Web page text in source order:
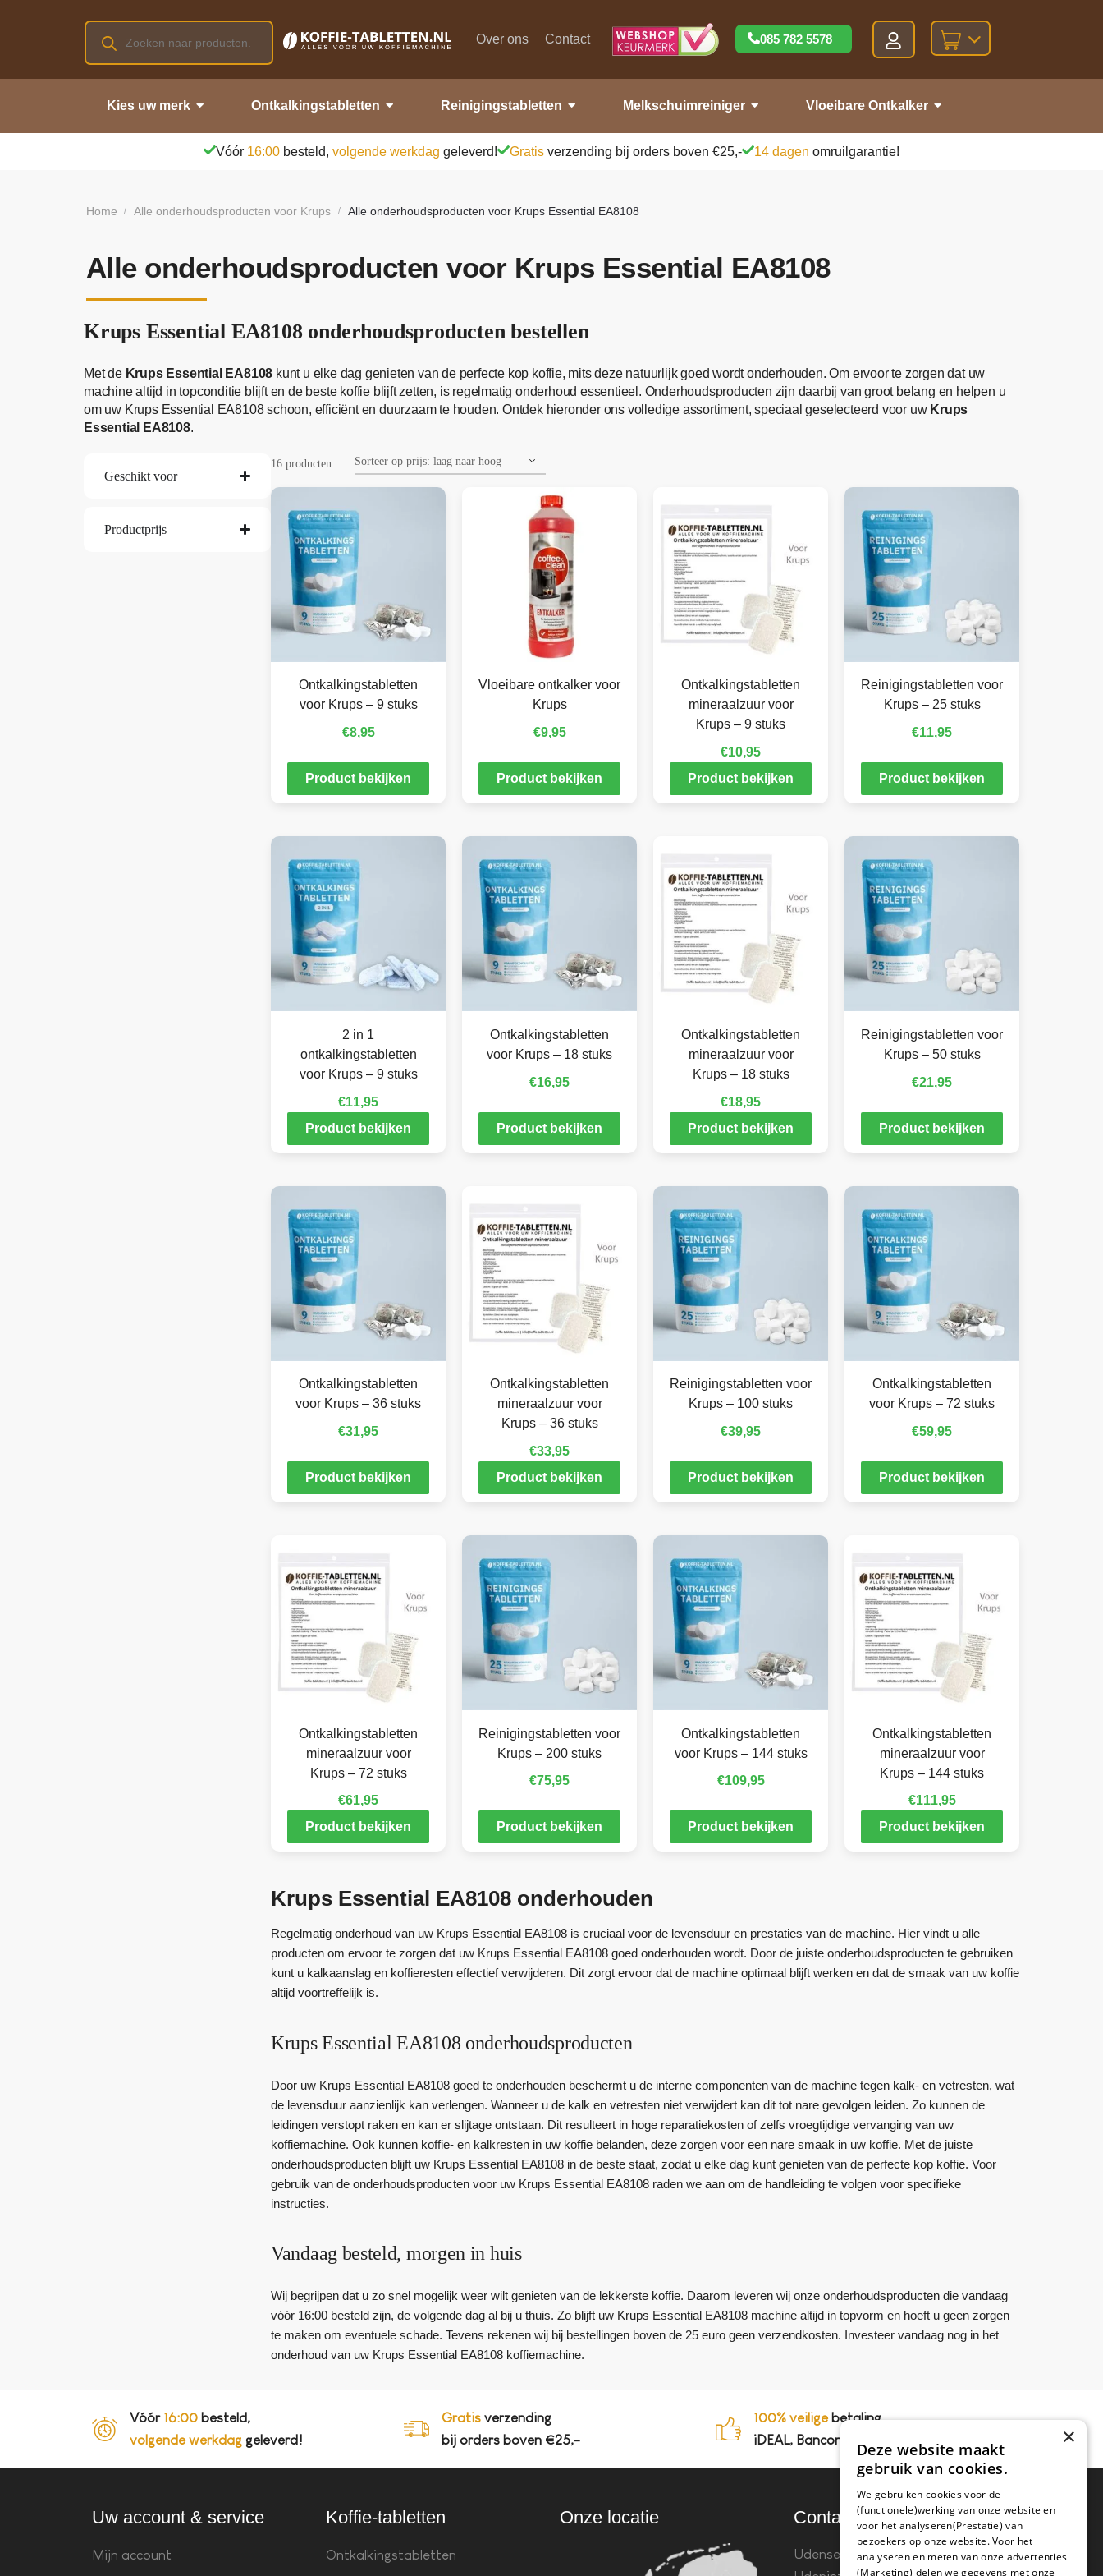
Over ons Contact 085 782 5578
Kies uw merk Ontkalkingstabletten Reinigingstabletten Melkschuimreiniger Vloeibare Ontkalker
Vóór 16:00 besteld, volgende werkdag geleverd! Gratis verzending bij orders boven €25,- 14 dagen omruilgarantie!
Home / Alle onderhoudsproducten voor Krups / Alle onderhoudsproducten voor Krups Essential EA8108
Alle onderhoudsproducten voor Krups Essential EA8108
Krups Essential EA8108 onderhoudsproducten bestellen
Met de Krups Essential EA8108 kunt u elke dag genieten van de perfecte kop koffie, mits deze natuurlijk goed wordt onderhouden. Om ervoor te zorgen dat uw
machine altijd in topconditie blijft en de beste koffie blijft zetten, is regelmatig onderhoud essentieel. Onderhoudsproducten zijn daarbij van groot belang en helpen u
om uw Krups Essential EA8108 schoon, efficiënt en duurzaam te houden. Ontdek hieronder ons volledige assortiment, speciaal geselecteerd voor uw Krups
Essential EA8108.
Geschikt voor
Productprijs
16 producten
Ontkalkingstabletten
voor Krups – 9 stuks
€8,95
Product bekijken
Vloeibare ontkalker voor
Krups
€9,95
Product bekijken
Ontkalkingstabletten
mineraalzuur voor
Krups – 9 stuks
€10,95
Product bekijken
Reinigingstabletten voor
Krups – 25 stuks
€11,95
Product bekijken
2 in 1
ontkalkingstabletten
voor Krups – 9 stuks
€11,95
Product bekijken
Ontkalkingstabletten
voor Krups – 18 stuks
€16,95
Product bekijken
Ontkalkingstabletten
mineraalzuur voor
Krups – 18 stuks
€18,95
Product bekijken
Reinigingstabletten voor
Krups – 50 stuks
€21,95
Product bekijken
Ontkalkingstabletten
voor Krups – 36 stuks
€31,95
Product bekijken
Ontkalkingstabletten
mineraalzuur voor
Krups – 36 stuks
€33,95
Product bekijken
Reinigingstabletten voor
Krups – 100 stuks
€39,95
Product bekijken
Ontkalkingstabletten
voor Krups – 72 stuks
€59,95
Product bekijken
Ontkalkingstabletten
mineraalzuur voor
Krups – 72 stuks
€61,95
Product bekijken
Reinigingstabletten voor
Krups – 200 stuks
€75,95
Product bekijken
Ontkalkingstabletten
voor Krups – 144 stuks
€109,95
Product bekijken
Ontkalkingstabletten
mineraalzuur voor
Krups – 144 stuks
€111,95
Product bekijken
Krups Essential EA8108 onderhouden
Regelmatig onderhoud van uw Krups Essential EA8108 is cruciaal voor de levensduur en prestaties van de machine. Hier vindt u alle
producten om ervoor te zorgen dat uw Krups Essential EA8108 goed onderhouden wordt. Door de juiste onderhoudsproducten te gebruiken
kunt u kalkaanslag en koffieresten effectief verwijderen. Dit zorgt ervoor dat de machine optimaal blijft werken en dat de smaak van uw koffie
altijd voortreffelijk is.
Krups Essential EA8108 onderhoudsproducten
Door uw Krups Essential EA8108 goed te onderhouden beschermt u de interne componenten van de machine tegen kalk- en vetresten, wat
de levensduur aanzienlijk kan verlengen. Wanneer u de kalk en vetresten niet verwijdert kan dit tot nare gevolgen leiden. Zo kunnen de
leidingen verstopt raken en kan er slijtage ontstaan. Dit resulteert in hoge reparatiekosten of zelfs vroegtijdige vervanging van uw
koffiemachine. Ook kunnen koffie- en kalkresten in uw koffie belanden, deze zorgen voor een nare smaak in uw koffie. Met de juiste
onderhoudsproducten blijft uw Krups Essential EA8108 in de beste staat, zodat u elke dag kunt genieten van de perfecte kop koffie. Voor
gebruik van de onderhoudsproducten voor uw Krups Essential EA8108 raden we aan om de handleiding te volgen voor specifieke
instructies.
Vandaag besteld, morgen in huis
Wij begrijpen dat u zo snel mogelijk weer wilt genieten van de lekkerste koffie. Daarom leveren wij onze onderhoudsproducten die vandaag
vóór 16:00 besteld zijn, de volgende dag al bij u thuis. Zo blijft uw Krups Essential EA8108 machine altijd in topvorm en hoeft u geen zorgen
te maken om eventuele schade. Tevens rekenen wij bij bestellingen boven de 25 euro geen verzendkosten. Investeer vandaag nog in het
onderhoud van uw Krups Essential EA8108 koffiemachine.
Vóór 16:00 besteld,
volgende werkdag geleverd!
Gratis verzending
bij orders boven €25,-
100% veiligebetaling,
iDEAL, Bancontact en op rekening
Uw account & service
Mijn account
Koffie-tabletten
Ontkalkingstabletten
Onze locatie Contact
Udenseweg 8B 5405 PA
×
Deze website maakt
gebruik van cookies.
We gebruiken cookies voor de
(functionele)werking van onze website en
voor het analyseren(Prestatie) van
bezoekers op onze website. Voor het
analyseren en meten van onze advertenties
(Marketing) delen we gegevens met onze